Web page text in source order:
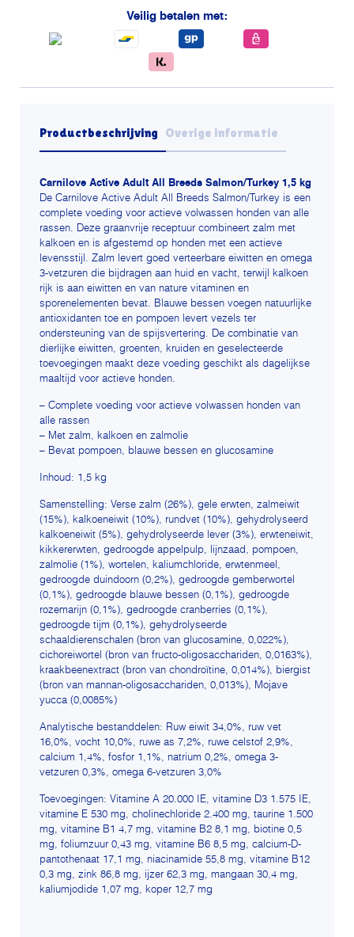
Veilig betalen met:
Productbeschrijving Overige informatie
Carnilove Active Adult All Breeds Salmon/Turkey 1,5 kg
De Carnilove Active Adult All Breeds Salmon/Turkey is een
complete voeding voor actieve volwassen honden van alle
rassen. Deze graanvrije receptuur combineert zalm met
kalkoen en is afgestemd op honden met een actieve
levensstijl. Zalm levert goed verteerbare eiwitten en omega
3-vetzuren die bijdragen aan huid en vacht, terwijl kalkoen
rijk is aan eiwitten en van nature vitaminen en
sporenelementen bevat. Blauwe bessen voegen natuurlijke
antioxidanten toe en pompoen levert vezels ter
ondersteuning van de spijsvertering. De combinatie van
dierlijke eiwitten, groenten, kruiden en geselecteerde
toevoegingen maakt deze voeding geschikt als dagelijkse
maaltijd voor actieve honden.
– Complete voeding voor actieve volwassen honden van
alle rassen
– Met zalm, kalkoen en zalmolie
– Bevat pompoen, blauwe bessen en glucosamine
Inhoud: 1,5 kg
Samenstelling: Verse zalm (26%), gele erwten, zalmeiwit
(15%), kalkoeneiwit (10%), rundvet (10%), gehydrolyseerd
kalkoeneiwit (5%), gehydrolyseerde lever (3%), erwteneiwit,
kikkererwten, gedroogde appelpulp, lijnzaad, pompoen,
zalmolie (1%), wortelen, kaliumchloride, erwtenmeel,
gedroogde duindoorn (0,2%), gedroogde gemberwortel
(0,1%), gedroogde blauwe bessen (0,1%), gedroogde
rozemarijn (0,1%), gedroogde cranberries (0,1%),
gedroogde tijm (0,1%), gehydrolyseerde
schaaldierenschalen (bron van glucosamine, 0,022%),
cichoreiwortel (bron van fructo-oligosacchariden, 0,0163%),
kraakbeenextract (bron van chondroïtine, 0,014%), biergist
(bron van mannan-oligosacchariden, 0,013%), Mojave
yucca (0,0085%)
Analytische bestanddelen: Ruw eiwit 34,0%, ruw vet
16,0%, vocht 10,0%, ruwe as 7,2%, ruwe celstof 2,9%,
calcium 1,4%, fosfor 1,1%, natrium 0,2%, omega 3-
vetzuren 0,3%, omega 6-vetzuren 3,0%
Toevoegingen: Vitamine A 20.000 IE, vitamine D3 1.575 IE,
vitamine E 530 mg, cholinechloride 2.400 mg, taurine 1.500
mg, vitamine B1 4,7 mg, vitamine B2 8,1 mg, biotine 0,5
mg, foliumzuur 0,43 mg, vitamine B6 8,5 mg, calcium-D-
pantothenaat 17,1 mg, niacinamide 55,8 mg, vitamine B12
0,3 mg, zink 86,8 mg, ijzer 62,3 mg, mangaan 30,4 mg,
kaliumjodide 1,07 mg, koper 12,7 mg